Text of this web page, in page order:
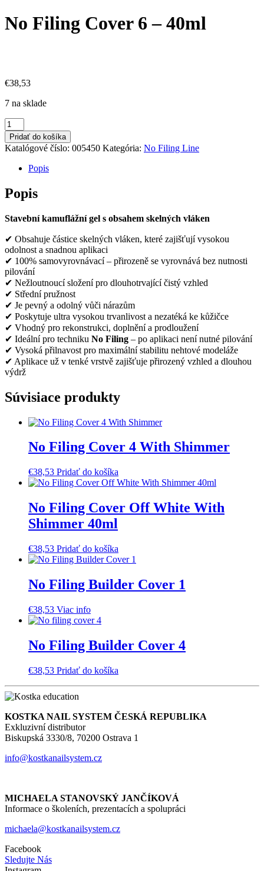
No Filing Cover 6 – 40ml
€38,53
7 na sklade
množstvo
No
Filing
Cover
40ml
Pridať do košíka
Katalógové číslo: 005450 Kategória: No Filing Line
Popis
Popis
Stavební kamuflážní gel s obsahem skelných vláken
✔ Obsahuje částice skelných vláken, které zajišťují vysokou
odolnost a snadnou aplikaci
✔ 100% samovyrovnávací – přirozeně se vyrovnává bez nutnosti
pilování
✔ Nežloutnoucí složení pro dlouhotrvající čistý vzhled
✔ Střední pružnost
✔ Je pevný a odolný vůči nárazům
✔ Poskytuje ultra vysokou trvanlivost a nezatéká ke kůžičce
✔ Vhodný pro rekonstrukci, doplnění a prodloužení
✔ Ideální pro techniku No Filing – po aplikaci není nutné pilování
✔ Vysoká přilnavost pro maximální stabilitu nehtové modeláže
✔ Aplikace už v tenké vrstvě zajišťuje přirozený vzhled a dlouhou
výdrž
Súvisiace produkty
No Filing Cover 4 With Shimmer
€38,53 Pridať do košíka
No Filing Cover Off White With
Shimmer 40ml
€38,53 Pridať do košíka
No Filing Builder Cover 1
€38,53 Viac info
No Filing Builder Cover 4
€38,53 Pridať do košíka
KOSTKA NAIL SYSTEM ČESKÁ REPUBLIKA
Exkluzivní distributor
Biskupská 3330/8, 70200 Ostrava 1
info@kostkanailsystem.cz
MICHAELA STANOVSKÝ JANČÍKOVÁ
Informace o školeních, prezentacích a spolupráci
michaela@kostkanailsystem.cz
Facebook
Sledujte Nás